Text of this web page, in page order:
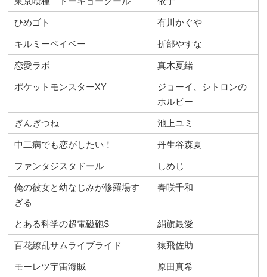
ひめゴト
有川かぐや
キルミーベイベー
折部やすな
恋愛ラボ
真木夏緒
ポケットモンスターXY
ジョーイ、シトロンの
ホルビー
ぎんぎつね
池上ユミ
中二病でも恋がしたい！
丹生谷森夏
ファンタジスタドール
しめじ
俺の彼女と幼なじみが修羅場す
ぎる
春咲千和
とある科学の超電磁砲S
絹旗最愛
百花繚乱サムライブライド
猿飛佐助
モーレツ宇宙海賊
原田真希